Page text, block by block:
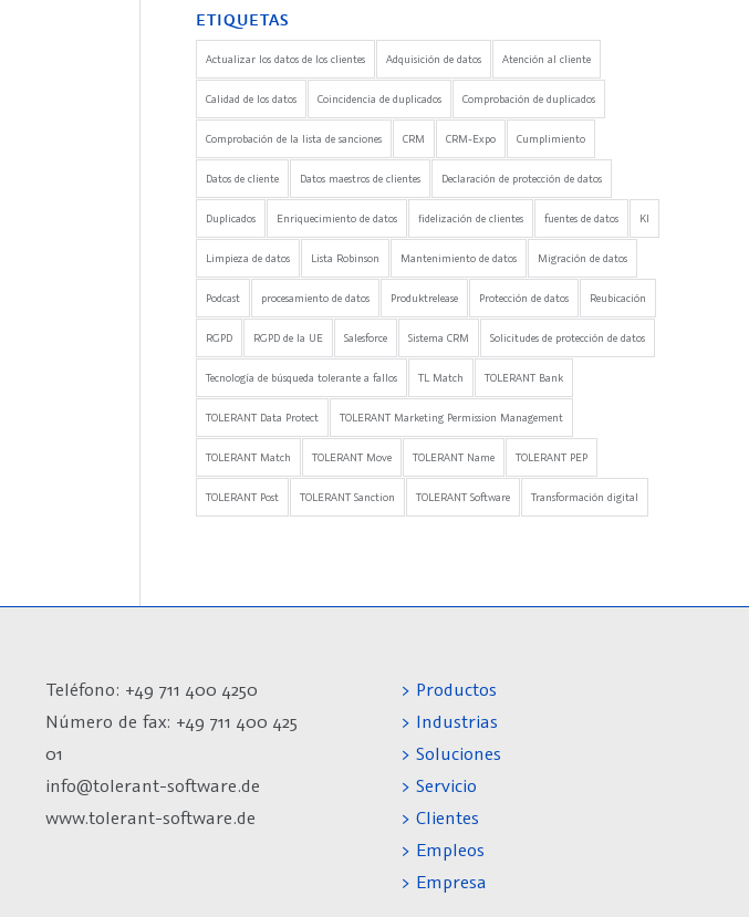
ETIQUETAS
Actualizar los datos de los clientes Adquisición de datos Atención al cliente
Calidad de los datos Coincidencia de duplicados Comprobación de duplicados
Comprobación de la lista de sanciones CRM CRM-Expo Cumplimiento
Datos de cliente Datos maestros de clientes Declaración de protección de datos
Duplicados Enriquecimiento de datos fidelización de clientes fuentes de datos KI
Limpieza de datos Lista Robinson Mantenimiento de datos Migración de datos
Podcast procesamiento de datos Produktrelease Protección de datos Reubicación
RGPD RGPD de la UE Salesforce Sistema CRM Solicitudes de protección de datos
Tecnología de búsqueda tolerante a fallos TL Match TOLERANT Bank
TOLERANT Data Protect TOLERANT Marketing Permission Management
TOLERANT Match TOLERANT Move TOLERANT Name TOLERANT PEP
TOLERANT Post TOLERANT Sanction TOLERANT Software Transformación digital
Teléfono: +49 711 400 4250
Número de fax: +49 711 400 425
01
info@tolerant-software.de
www.tolerant-software.de
> Productos
> Industrias
> Soluciones
> Servicio
> Clientes
> Empleos
> Empresa